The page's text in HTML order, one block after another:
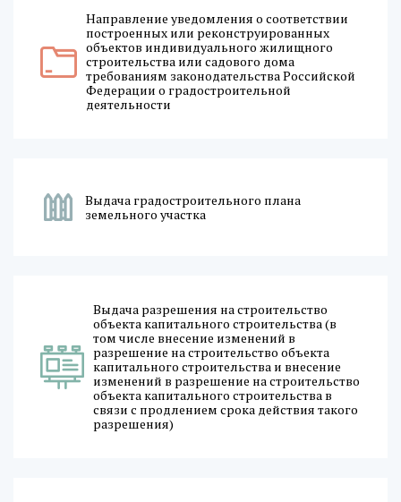
Направление уведомления о соответствии
построенных или реконструированных
объектов индивидуального жилищного
строительства или садового дома
требованиям законодательства Российской
Федерации о градостроительной
деятельности
Выдача градостроительного плана
земельного участка
Выдача разрешения на строительство
объекта капитального строительства (в
том числе внесение изменений в
разрешение на строительство объекта
капитального строительства и внесение
изменений в разрешение на строительство
объекта капитального строительства в
связи с продлением срока действия такого
разрешения)